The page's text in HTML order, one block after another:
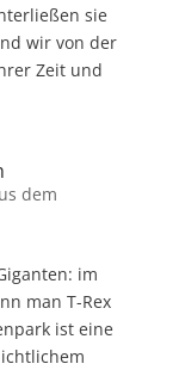
sie
wir von der
Zeit und
dem
im
man T-Rex
ist eine